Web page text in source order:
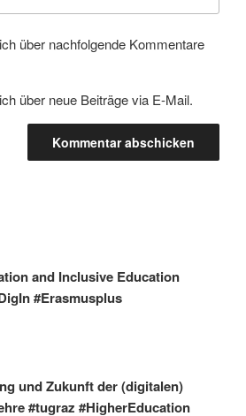
über nachfolgende Kommentare
über neue Beiträge via E-Mail.
and Inclusive Education
#Erasmusplus
und Zukunft der (digitalen)
#tugraz #HigherEducation